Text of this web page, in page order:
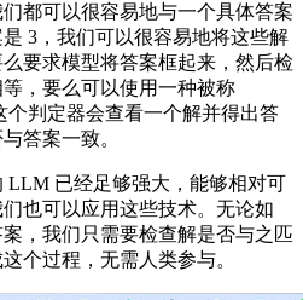
都可以很容易地与一个具体答案
3，我们可以很容易地将这些解
要求模型将答案框起来，然后检
，要么可以使用一种被称
个判定器会查看一个解并得出答
答案一致。
已经足够强大，能够相对可
也可以应用这些技术。无论如
，我们只需要检查解是否与之匹
个过程，无需人类参与。